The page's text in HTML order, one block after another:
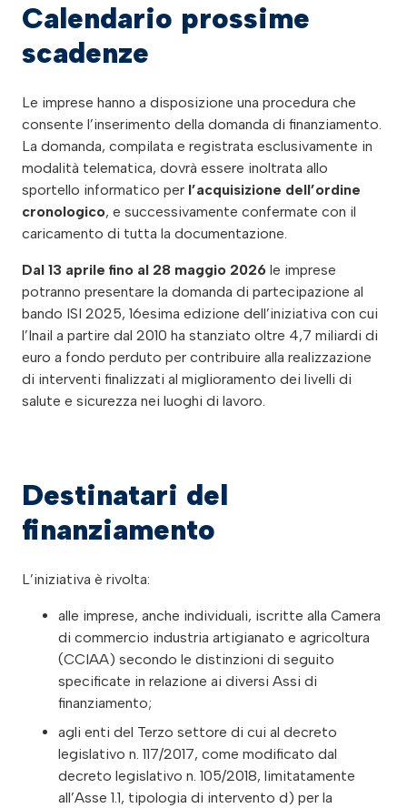
Calendario prossime
scadenze
Le imprese hanno a disposizione una procedura che
consente l’inserimento della domanda di finanziamento.
La domanda, compilata e registrata esclusivamente in
modalità telematica, dovrà essere inoltrata allo
sportello informatico per l’acquisizione dell’ordine
cronologico, e successivamente confermate con il
caricamento di tutta la documentazione.
Dal 13 aprile fino al 28 maggio 2026 le imprese
potranno presentare la domanda di partecipazione al
bando ISI 2025, 16esima edizione dell’iniziativa con cui
l’Inail a partire dal 2010 ha stanziato oltre 4,7 miliardi di
euro a fondo perduto per contribuire alla realizzazione
di interventi finalizzati al miglioramento dei livelli di
salute e sicurezza nei luoghi di lavoro.
Destinatari del
finanziamento
L’iniziativa è rivolta:
alle imprese, anche individuali, iscritte alla Camera
di commercio industria artigianato e agricoltura
(CCIAA) secondo le distinzioni di seguito
specificate in relazione ai diversi Assi di
finanziamento;
agli enti del Terzo settore di cui al decreto
legislativo n. 117/2017, come modificato dal
decreto legislativo n. 105/2018, limitatamente
all’Asse 1.1, tipologia di intervento d) per la